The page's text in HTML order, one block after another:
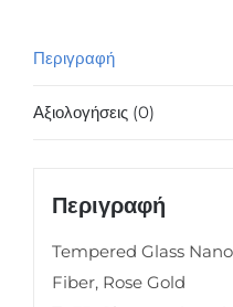
Plus,
3D
Περιγραφή
Αξιολογήσεις (0)
Περιγραφή
Tempered Glass
Fiber, Rose Gold